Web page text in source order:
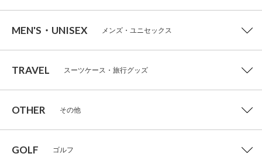
MEN'S・UNISEX メンズ・ユニセックス
TRAVEL スーツケース・旅行グッズ
OTHER その他
GOLF ゴルフ